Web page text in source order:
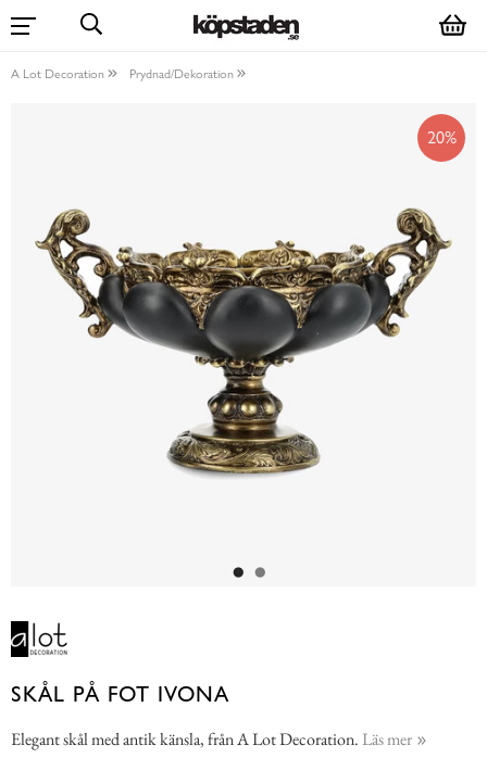
A Lot Decoration Prydnad/Dekoration
20%
SKÅL PÅ FOT IVONA
Elegant skål med antik känsla, från A Lot Decoration. Läs mer